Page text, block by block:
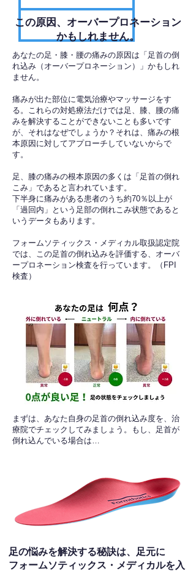
​この原因、オーバープロネーション
かもしれません。
あなたの足・膝・腰の痛みの原因は「足首の倒
れ込み（オーバープロネーション）」かもしれ
ません。
痛みが出た部位に電気治療やマッサージをす
る。これらの対処療法だけでは足、膝、腰の痛
みを解決することができないことも多いです
が、それはなぜでしょうか？それは、痛みの根
本原因に対してアプローチしていないからで
す。
足、膝の痛みの根本原因の多くは「足首の倒れ
こみ」であると言われています。
下半身に痛みがある患者のうち約70％以上が
「過回内」という足部の倒れこみ状態であると
いうデータもあります。
フォームソティックス・メディカル取扱認定院
では、この足首の倒れ込みを評価する、オーバ
ープロネーション検査を行っています。（FPI
検査）​
​まずは、あなた自身の足首の倒れ込み度を、治
療院でチェックしてみましょう。もし、足首が
倒れ込んでいる場合は…
足の悩みを解決する秘訣は、足元に
フォームソティックス・メディカルを入